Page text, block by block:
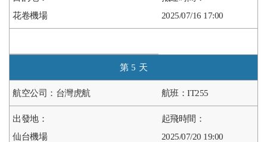
花卷機場 2025/07/16 17:00
5
台灣虎航 IT255
仙台機場 2025/07/20 19:00